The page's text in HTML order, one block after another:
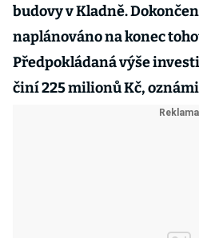
budovy v Kladně.
naplánováno na konec
Předpokládaná výše
činí 225 milionů Kč,